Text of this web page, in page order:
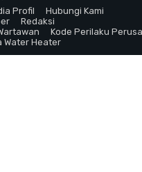
Profil
Hubungi Kami
Redaksi
Kode Perilaku
Water Heater